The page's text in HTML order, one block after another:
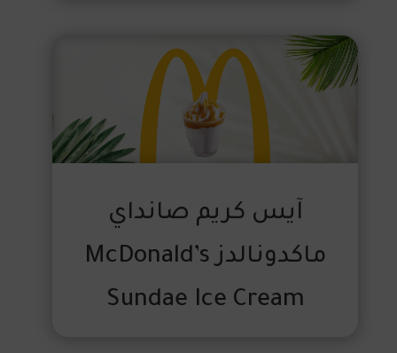
آيس كريم صانداي
ماكدونالدز McDonald’s
Sundae Ice Cream